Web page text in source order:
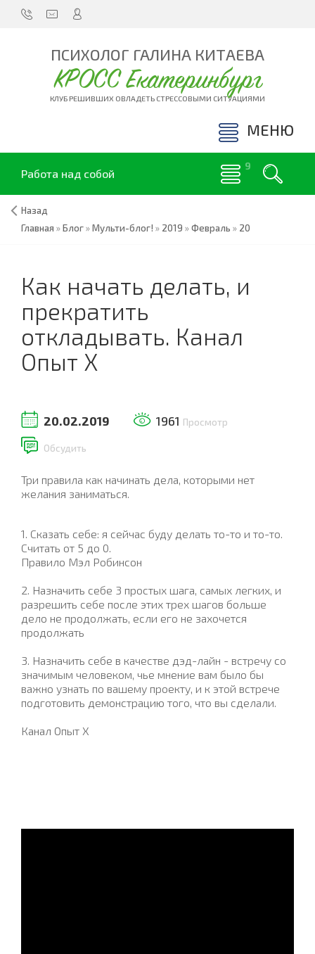
ПСИХОЛОГ ГАЛИНА КИТАЕВА
КРОСС Екатеринбург
КЛУБ РЕШИВШИХ ОВЛАДЕТЬ СТРЕССОВЫМИ СИТУАЦИЯМИ
МЕНЮ
Работа над собой
Назад
Главная »Блог»Мульти-блог! » 2019 »Февраль » 20
Как начать делать, и
прекратить
откладывать. Канал
Опыт Х
20.02.2019 1961 Просмотр
Обсудить
Три правила как начинать дела, которыми нет
желания заниматься.
1. Сказать себе: я сейчас буду делать то-то и то-то.
Считать от 5 до 0.
Правило Мэл Робинсон
2. Назначить себе 3 простых шага, самых легких, и
разрешить себе после этих трех шагов больше
дело не продолжать, если его не захочется
продолжать
3. Назначить себе в качестве дэд-лайн - встречу со
значимым человеком, чье мнение вам было бы
важно узнать по вашему проекту, и к этой встрече
подготовить демонстрацию того, что вы сделали.
Канал Опыт Х